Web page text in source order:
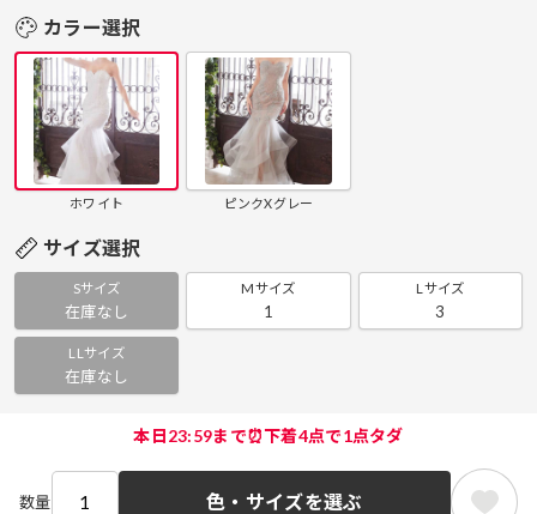
カラー選択
ホワイト ピンクXグレー
サイズ選択
Sサイズ
在庫なし
Mサイズ
1
Lサイズ
3
LLサイズ
在庫なし
本日23:59まで⏰下着4点で1点タダ
数量 色・サイズを選ぶ